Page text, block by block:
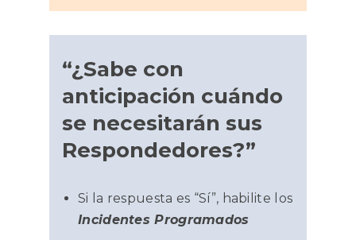
“¿Sabe con
anticipación cuándo
se necesitarán sus
Respondedores?”
Si la respuesta es “Sí”, habilite los
Incidentes Programados